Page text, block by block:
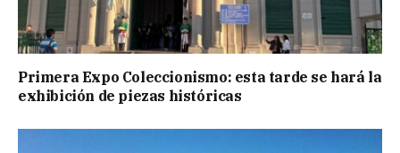
Primera Expo Coleccionismo: esta tarde se hará la
exhibición de piezas históricas